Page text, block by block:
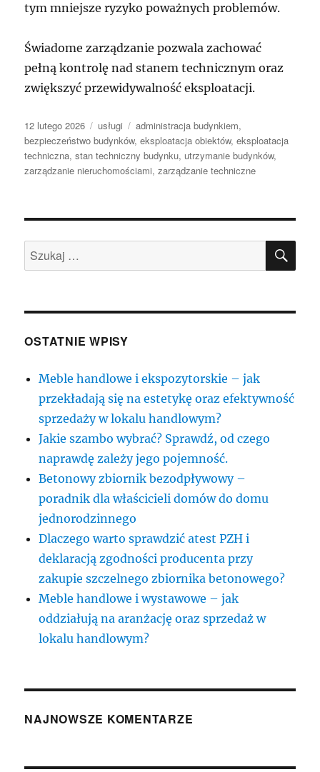
tym mniejsze ryzyko poważnych problemów.
Świadome zarządzanie pozwala zachować
pełną kontrolę nad stanem technicznym oraz
zwiększyć przewidywalność eksploatacji.
Data
publikacji
12 lutego 2026 Kategorie
usługi Tagi
administracja budynkiem,
bezpieczeństwo budynków,eksploatacja obiektów,eksploatacja
techniczna,stan techniczny budynku, utrzymanie budynków,
zarządzanie nieruchomościami,zarządzanie techniczne
Szukaj:
OSTATNIE WPISY
Meble handlowe i ekspozytorskie – jak
przekładają się na estetykę oraz efektywność
sprzedaży w lokalu handlowym?
Jakie szambo wybrać? Sprawdź, od czego
naprawdę zależy jego pojemność.
Betonowy zbiornik bezodpływowy –
poradnik dla właścicieli domów do domu
jednorodzinnego
Dlaczego warto sprawdzić atest PZH i
deklaracją zgodności producenta przy
zakupie szczelnego zbiornika betonowego?
Meble handlowe i wystawowe – jak
oddziałują na aranżację oraz sprzedaż w
lokalu handlowym?
NAJNOWSZE KOMENTARZE